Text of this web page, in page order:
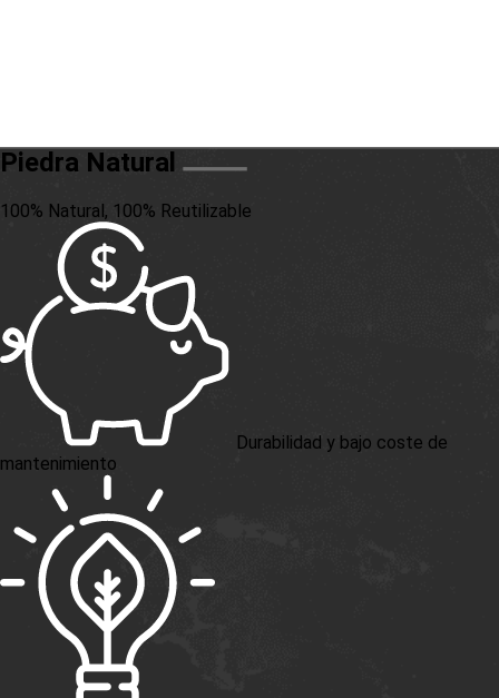
Piedra Natural
100% Natural, 100% Reutilizable
Durabilidad y bajo coste de
mantenimiento